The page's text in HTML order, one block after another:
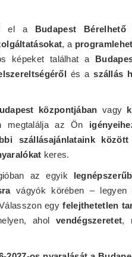
el a Budapest Bérelhető
, a
képeket találhat a
és aszállás
központjában vagy
megtalálja az Ön
szállásajánlataink között
keres.
az egyik
vágyók körében – legyen
egyfelejthetetlen
aholvendégszeretet,